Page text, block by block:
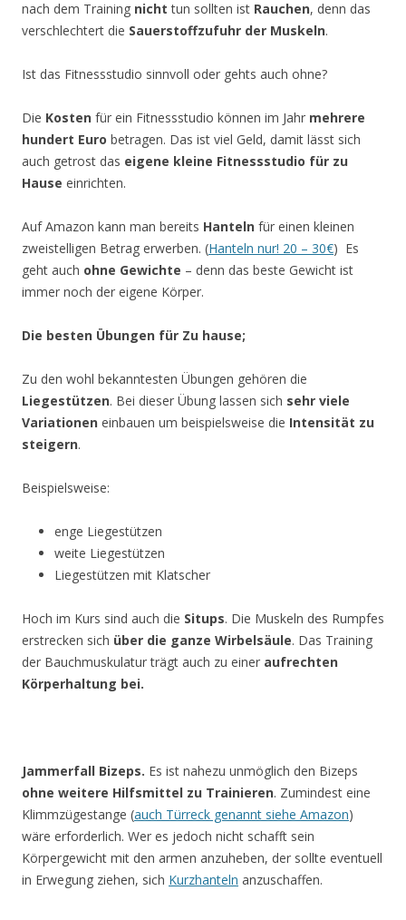
nach dem Training nicht tun sollten ist Rauchen, denn das
verschlechtert die Sauerstoffzufuhr der Muskeln.
Ist das Fitnessstudio sinnvoll oder gehts auch ohne?
Die Kosten für ein Fitnessstudio können im Jahr mehrere
hundert Euro betragen. Das ist viel Geld, damit lässt sich
auch getrost das eigene kleine Fitnessstudio für zu
Hause einrichten.
Auf Amazon kann man bereits Hanteln für einen kleinen
zweistelligen Betrag erwerben. (Hanteln nur! 20 – 30€) Es
geht auch ohne Gewichte – denn das beste Gewicht ist
immer noch der eigene Körper.
Die besten Übungen für Zu hause;
Zu den wohl bekanntesten Übungen gehören die
Liegestützen. Bei dieser Übung lassen sich sehr viele
Variationen einbauen um beispielsweise die Intensität zu
steigern.
Beispielsweise:
enge Liegestützen
weite Liegestützen
Liegestützen mit Klatscher
Hoch im Kurs sind auch die Situps. Die Muskeln des Rumpfes
erstrecken sich über die ganze Wirbelsäule. Das Training
der Bauchmuskulatur trägt auch zu einer aufrechten
Körperhaltung bei.
Jammerfall Bizeps. Es ist nahezu unmöglich den Bizeps
ohne weitere Hilfsmittel zu Trainieren. Zumindest eine
Klimmzügestange (auch Türreck genannt siehe Amazon)
wäre erforderlich. Wer es jedoch nicht schafft sein
Körpergewicht mit den armen anzuheben, der sollte eventuell
in Erwegung ziehen, sich Kurzhanteln anzuschaffen.